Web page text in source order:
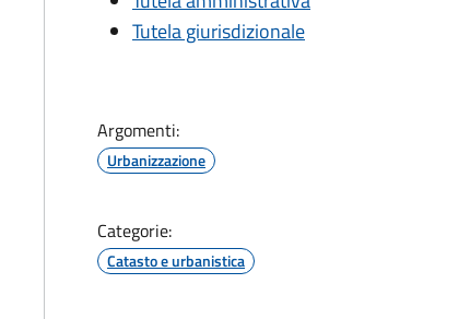
Tutela giurisdizionale
Argomenti:
Urbanizzazione
Categorie:
Catasto e urbanistica